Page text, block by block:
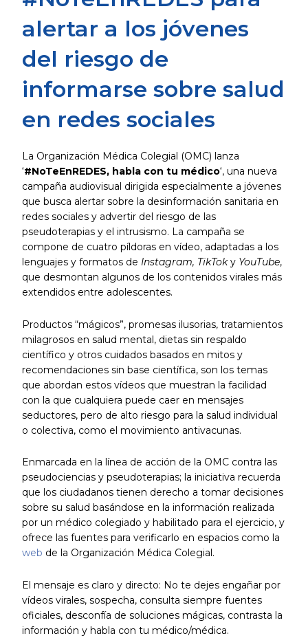
alertar a los jóvenes
del riesgo de
informarse sobre salud
en redes sociales
La Organización Médica Colegial (OMC) lanza
‘#NoTeEnREDES, habla con tu médico‘, una nueva
campaña audiovisual dirigida especialmente a jóvenes
que busca alertar sobre la desinformación sanitaria en
redes sociales y advertir del riesgo de las
pseudoterapias y el intrusismo. La campaña se
compone de cuatro píldoras en vídeo, adaptadas a los
lenguajes y formatos de Instagram, TikToky YouTube,
que desmontan algunos de los contenidos virales más
extendidos entre adolescentes.
Productos “mágicos”, promesas ilusorias, tratamientos
milagrosos en salud mental, dietas sin respaldo
científico y otros cuidados basados en mitos y
recomendaciones sin base científica, son los temas
que abordan estos vídeos que muestran la facilidad
con la que cualquiera puede caer en mensajes
seductores, pero de alto riesgo para la salud individual
o colectiva, como el movimiento antivacunas.
Enmarcada en la línea de acción de la OMC contra las
pseudociencias y pseudoterapias; la iniciativa recuerda
que los ciudadanos tienen derecho a tomar decisiones
sobre su salud basándose en la información realizada
por un médico colegiado y habilitado para el ejercicio, y
ofrece las fuentes para verificarlo en espacios como la
web de la Organización Médica Colegial.
El mensaje es claro y directo: No te dejes engañar por
vídeos virales, sospecha, consulta siempre fuentes
oficiales, desconfía de soluciones mágicas, contrasta la
información y habla con tu médico/médica.